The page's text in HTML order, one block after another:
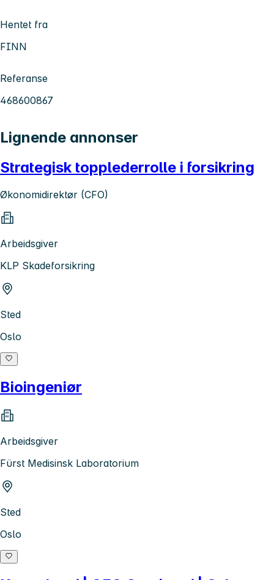
Hentet fra
FINN
Referanse
468600867
Lignende annonser
Strategisk topplederrolle i forsikring
Økonomidirektør (CFO)
Arbeidsgiver
KLP Skadeforsikring
Sted
Oslo
Bioingeniør
Arbeidsgiver
Fürst Medisinsk Laboratorium
Sted
Oslo